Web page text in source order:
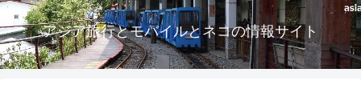
アジア旅行とモバイルとネコの情報サイト